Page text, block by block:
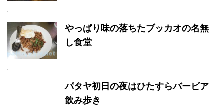
やっぱり味の落ちたブッカオの名無
し食堂
パタヤ初日の夜はひたすらバービア
飲み歩き